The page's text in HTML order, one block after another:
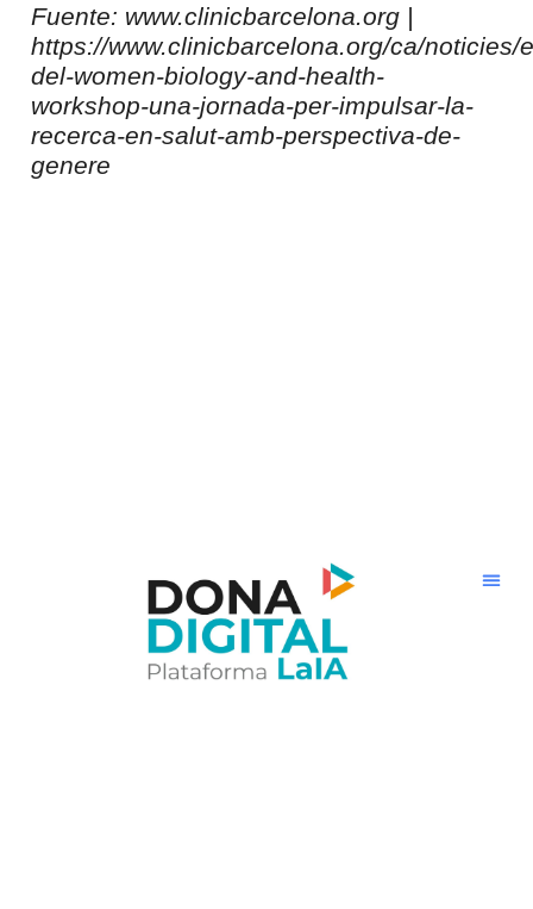
Fuente: www.clinicbarcelona.org |
https://www.clinicbarcelona.org/ca/noticies/
del-women-biology-and-health-
workshop-una-jornada-per-impulsar-la-
recerca-en-salut-amb-perspectiva-de-
genere